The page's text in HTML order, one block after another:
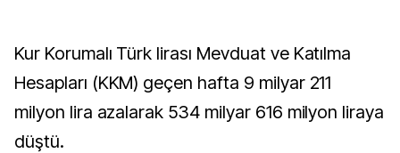
Kur Korumalı Türk lirası Mevduat ve Katılma
Hesapları (KKM) geçen hafta 9 milyar 211
milyon lira azalarak 534 milyar 616 milyon liraya
düştü.